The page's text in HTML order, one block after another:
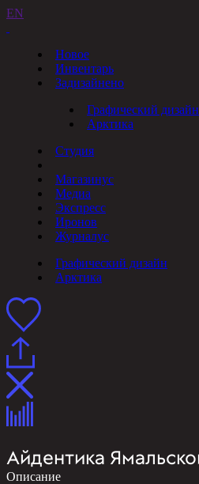
EN
Новое
Инвентарь
Задизайнено
Графический дизайн
Арктика
Студия
Магазинус
Медиа
Экспресс
Иронов
Журналус
Графический дизайн
Арктика
Айдентика
Описание